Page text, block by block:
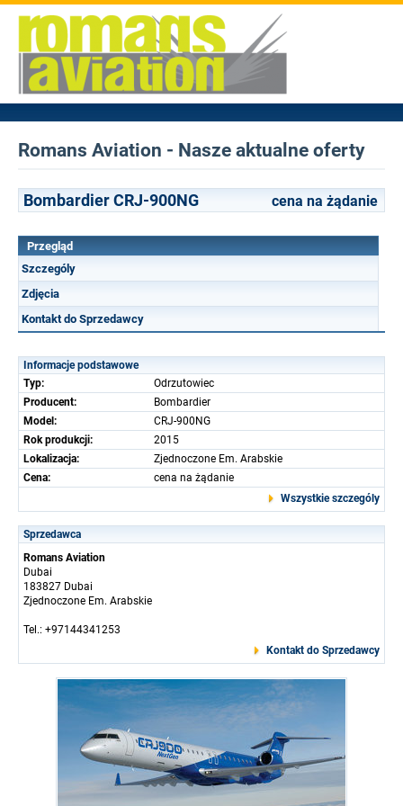
Romans Aviation - Nasze aktualne oferty
Bombardier CRJ-900NG cena na żądanie
Przegląd
Szczególy
Zdjęcia
Kontakt do Sprzedawcy
Informacje podstawowe
Typ:
Odrzutowiec
Producent:
Bombardier
Model:
CRJ-900NG
Rok produkcji:
2015
Lokalizacja:
Zjednoczone Em. Arabskie
Cena:
cena na żądanie
Wszystkie szczególy
Sprzedawca
Romans Aviation
Dubai
183827 Dubai
Zjednoczone Em. Arabskie
Tel.: +97144341253
Kontakt do Sprzedawcy